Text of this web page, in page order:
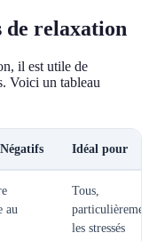
de relaxation
il est utile de
Voici un tableau
Idéal pour
au
Tous,
les stressés